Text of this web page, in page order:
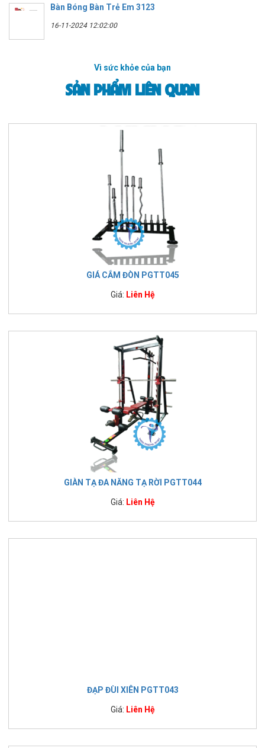
Bàn Bóng Bàn Trẻ Em 3123
16-11-2024 12:02:00
Vì sức khỏe của bạn
SẢN PHẨM LIÊN QUAN
GIÁ CẮM ĐÒN PGTT045
Giá: Liên Hệ
GIÀN TẠ ĐA NĂNG TẠ RỜI PGTT044
Giá: Liên Hệ
ĐẠP ĐÙI XIÊN PGTT043
Giá: Liên Hệ